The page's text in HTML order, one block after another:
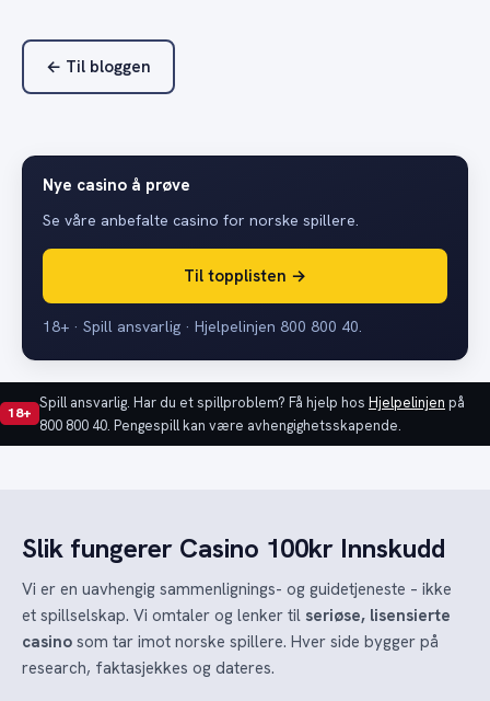
← Til bloggen
Nye casino å prøve
Se våre anbefalte casino for norske spillere.
Til topplisten →
18+ · Spill ansvarlig · Hjelpelinjen 800 800 40.
18+
Spill ansvarlig. Har du et spillproblem? Få hjelp hos Hjelpelinjen på
800 800 40. Pengespill kan være avhengighetsskapende.
Slik fungerer Casino 100kr Innskudd
Vi er en uavhengig sammenlignings- og guidetjeneste – ikke
et spillselskap. Vi omtaler og lenker til seriøse, lisensierte
casino som tar imot norske spillere. Hver side bygger på
research, faktasjekkes og dateres.